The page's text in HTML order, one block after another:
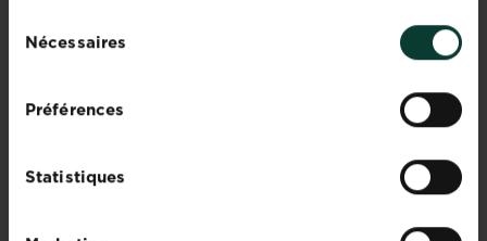
duNécessaires
Préférences
Statistiques